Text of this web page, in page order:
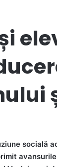
socială